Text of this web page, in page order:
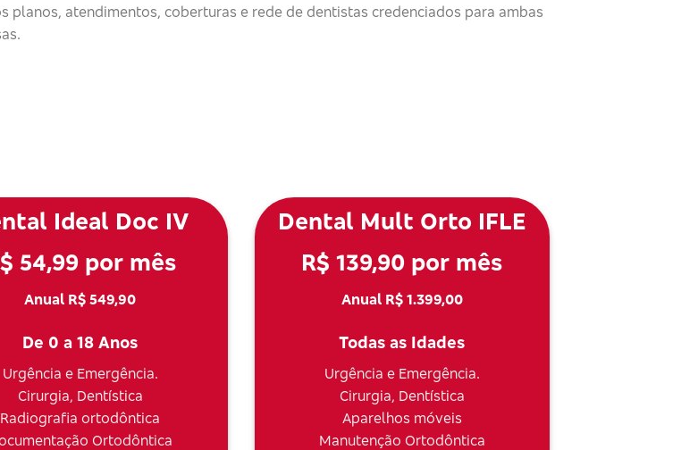
planos, atendimentos, coberturas e rede de dentistas credenciados para ambas
Ideal Doc IV
54,99 por mês
Anual R$ 549,90
De 0 a 18 Anos
Urgência e Emergência.
Cirurgia, Dentística
Radiografia ortodôntica
Ortodôntica
Dental Mult Orto IFLE
R$ 139,90 por mês
Anual R$ 1.399,00
Todas as Idades
Urgência e Emergência.
Cirurgia, Dentística
Aparelhos móveis
Manutenção Ortodôntica